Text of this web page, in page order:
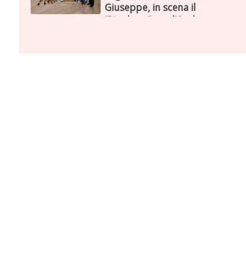
Giuseppe, in scena il
“Rigoletto” con l’Orchestra